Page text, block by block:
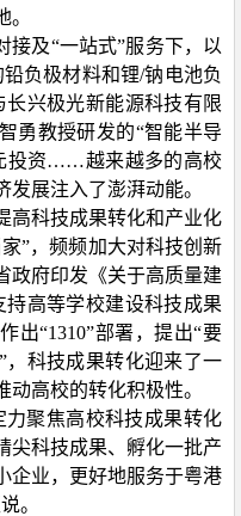
接及“一站式”服务下，以
负极材料和锂/钠电池负
长兴极光新能源科技有限
勇教授研发的“智能半导
投资……越来越多的高校
展注入了澎湃动能。
高科技成果转化和产业化
”，频频加大对科技创新
政府印发《关于高质量建
高等学校建设科技成果
出“1310”部署，提出“要
，科技成果转化迎来了一
高校的转化积极性。
聚焦高校科技成果转化
尖科技成果、孵化一批产
企业，更好地服务于粤港
。